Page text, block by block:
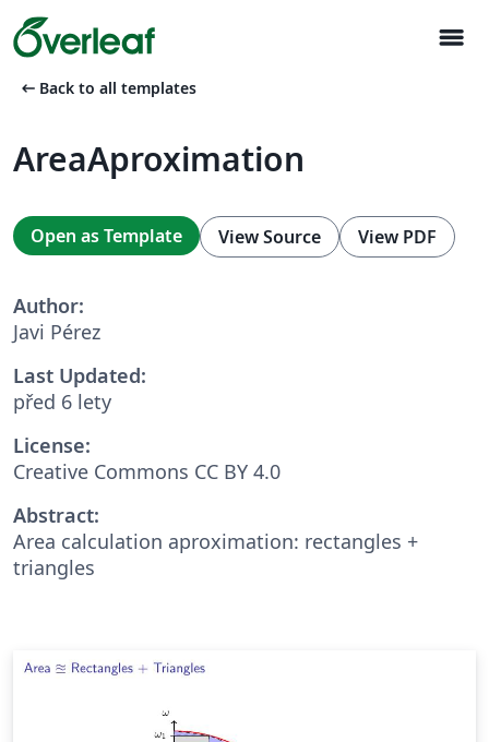
menu
arrow_left_alt Back to all templates
AreaAproximation
Open as Template View Source View PDF
Author:
Javi Pérez
Last Updated:
před 6 lety
License:
Creative Commons CC BY 4.0
Abstract:
Area calculation aproximation: rectangles +
triangles